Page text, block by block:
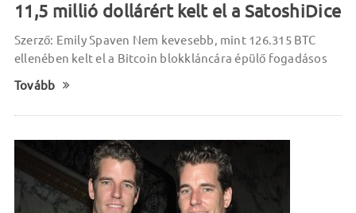
11,5 millió dollárért kelt el a SatoshiDice
Szerző: Emily Spaven Nem kevesebb, mint 126.315 BTC
ellenében kelt el a Bitcoin blokkláncára épülő fogadásos
Tovább